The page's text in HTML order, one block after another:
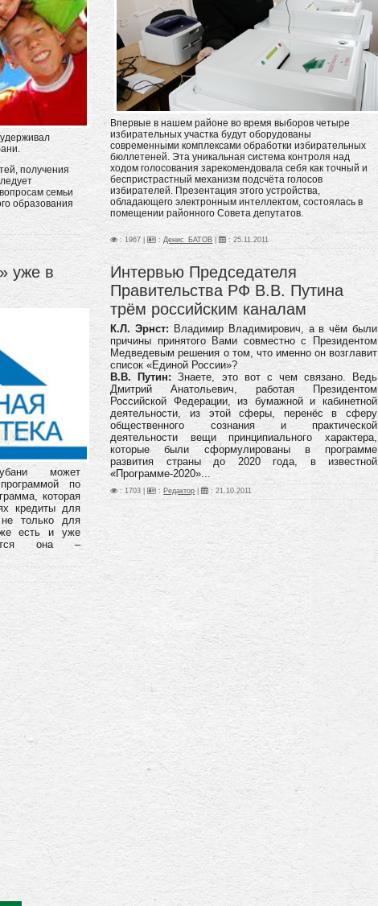
получения
семьи
образования
Впервые в нашем районе во время выборов четыре
избирательных участка будут оборудованы
современными комплексами обработки избирательных
бюллетеней. Эта уникальная система контроля над
ходом голосования зарекомендовала себя как точный и
беспристрастный механизм подсчёта голосов
избирателей. Презентация этого устройства,
обладающего электронным интеллектом, состоялась в
помещении районного Совета депутатов.
: 1967 | :Денис_БАТОВ | :25.11.2011
уже в
может
программой по
которая
кредиты для
только для
есть и уже
она –
Интервью Председателя
Правительства РФ В.В. Путина
трём российским каналам
К.Л. Эрнст: Владимир Владимирович, а в чём были
причины принятого Вами совместно с Президентом
Медведевым решения о том, что именно он возглавит
список «Единой России»?
В.В. Путин: Знаете, это вот с чем связано. Ведь
Дмитрий Анатольевич, работая Президентом
Российской Федерации, из бумажной и кабинетной
деятельности, из этой сферы, перенёс в сферу
общественного сознания и практической
деятельности вещи принципиального характера,
которые были сформулированы в программе
развития страны до 2020 года, в известной
«Программе-2020»...
: 1703 | : Редактор | :21.10.2011